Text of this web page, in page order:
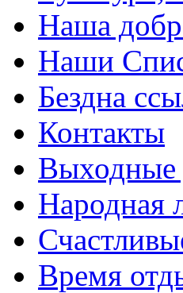
Наша
Наши
Бездна
Контакты
Выходные
Народная
Время